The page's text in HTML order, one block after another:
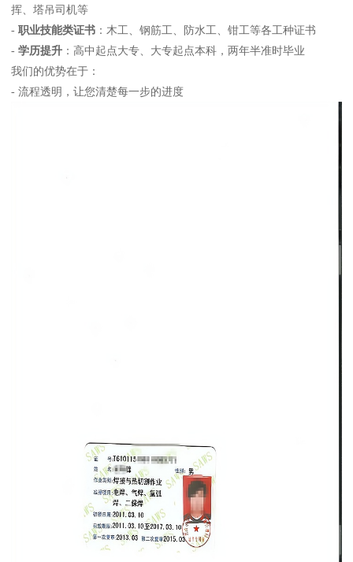
挥、塔吊司机等
-职业技能类证书 ：木工、钢筋工、防水工、钳工等各工种证书
-学历提升 ：高中起点大专、大专起点本科，两年半准时毕业
我们的优势在于：
- 流程透明，让您清楚每一步的进度